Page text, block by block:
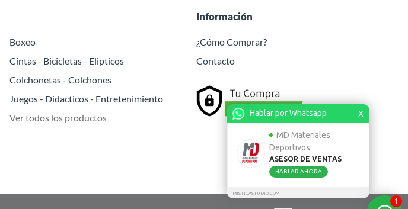
1
Hablar por Whatsapp X
MD Materiales
Deportivos
ASESOR DE VENTAS
HABLAR AHORA
MISTICASTUDIO.COM
Boxeo
Cintas - Bicicletas - Elipticos
Colchonetas - Colchones
Juegos - Didacticos - Entretenimiento
Ver todos los productos
Información
¿Cómo Comprar?
Contacto